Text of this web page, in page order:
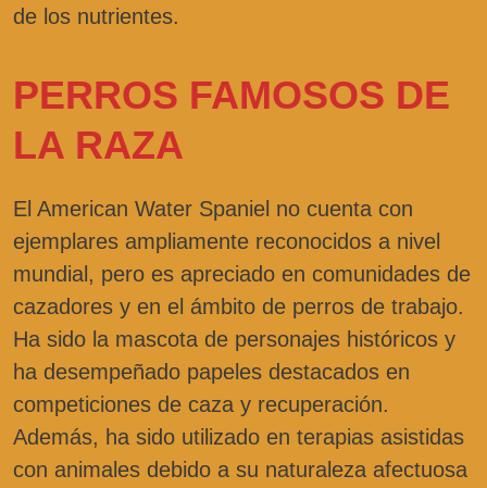
de los nutrientes.
PERROS FAMOSOS DE
LA RAZA
El American Water Spaniel no cuenta con
ejemplares ampliamente reconocidos a nivel
mundial, pero es apreciado en comunidades de
cazadores y en el ámbito de perros de trabajo.
Ha sido la mascota de personajes históricos y
ha desempeñado papeles destacados en
competiciones de caza y recuperación.
Además, ha sido utilizado en terapias asistidas
con animales debido a su naturaleza afectuosa